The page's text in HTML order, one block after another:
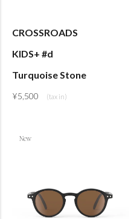
CROSSROADS
KIDS+ #d
Turquoise Stone
¥5,500